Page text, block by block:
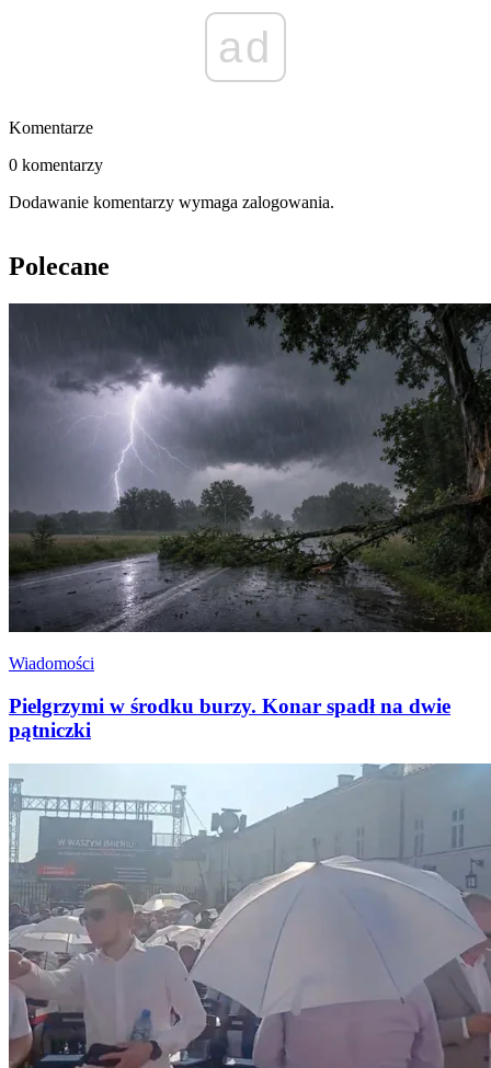
ad
Komentarze
0 komentarzy
Dodawanie komentarzy wymaga zalogowania.
Polecane
Wiadomości
Pielgrzymi w środku burzy. Konar spadł na dwie
pątniczki